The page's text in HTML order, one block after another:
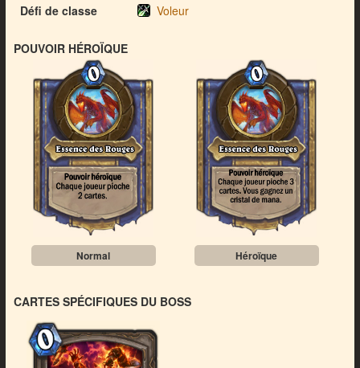
Défi de classe
Voleur
POUVOIR HÉROÏQUE
Normal Héroïque
CARTES SPÉCIFIQUES DU BOSS